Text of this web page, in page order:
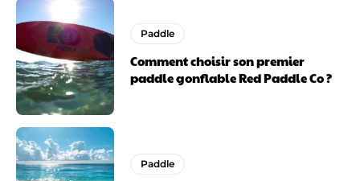
Paddle
Comment choisir son premier
paddle gonflable Red Paddle Co ?
Paddle